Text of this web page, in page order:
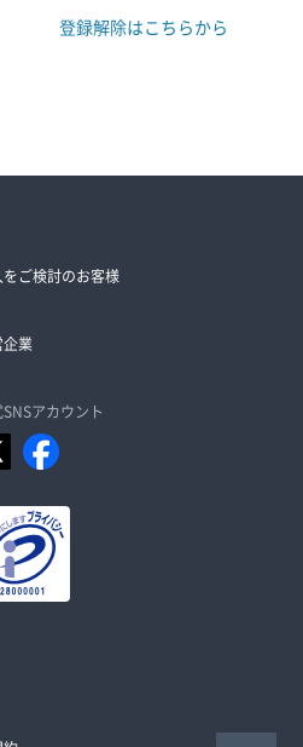
登録解除はこちらから
をご検討のお客様
企業
SNSアカウント